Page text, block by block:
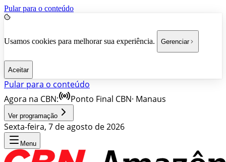
Pular para o conteúdo
Usamos cookies para melhorar sua experiência. Gerenciar
Aceitar
Pular para o conteúdo
Agora na CBN:
Ponto Final CBN· Manaus
Ver programação
Sexta-feira, 7 de agosto de 2026
Menu